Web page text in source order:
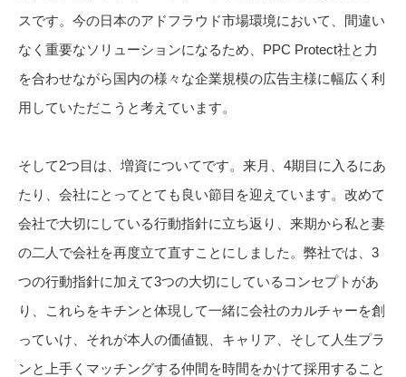
スです。今の日本のアドフラウド市場環境において、間違い
なく重要なソリューションになるため、PPC Protect社と力
を合わせながら国内の様々な企業規模の広告主様に幅広く利
用していただこうと考えています。
そして2つ目は、増資についてです。来月、4期目に入るにあ
たり、会社にとってとても良い節目を迎えています。改めて
会社で大切にしている行動指針に立ち返り、来期から私と妻
の二人で会社を再度立て直すことにしました。弊社では、3
つの行動指針に加えて3つの大切にしているコンセプトがあ
り、これらをキチンと体現して一緒に会社のカルチャーを創
っていけ、それが本人の価値観、キャリア、そして人生プラ
ンと上手くマッチングする仲間を時間をかけて採用すること